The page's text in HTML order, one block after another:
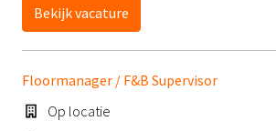
Bekijk vacature
Floormanager / F&B Supervisor
Op locatie